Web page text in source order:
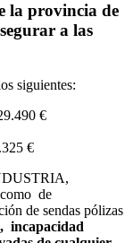
la provincia de
a las
siguientes:
€
€
de
de sendas pólizas
incapacidad